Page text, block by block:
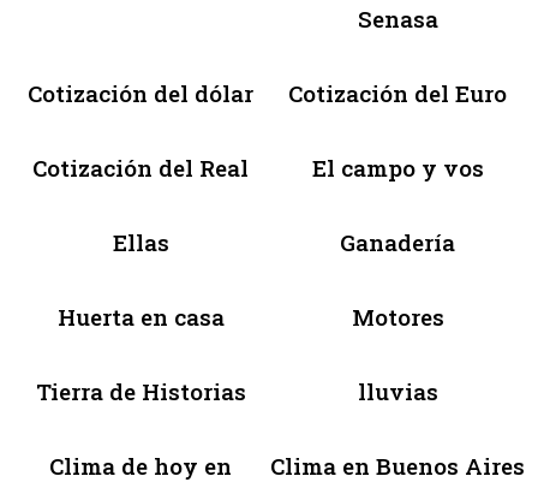
Senasa
Cotización del dólar Cotización del Euro
Cotización del Real El campo y vos
Ellas Ganadería
Huerta en casa Motores
Tierra de Historias lluvias
Clima de hoy en
Clima en Buenos Aires